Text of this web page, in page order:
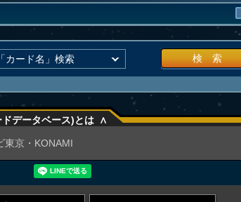
検 索
データベース)とは ∧
東京・KONAMI